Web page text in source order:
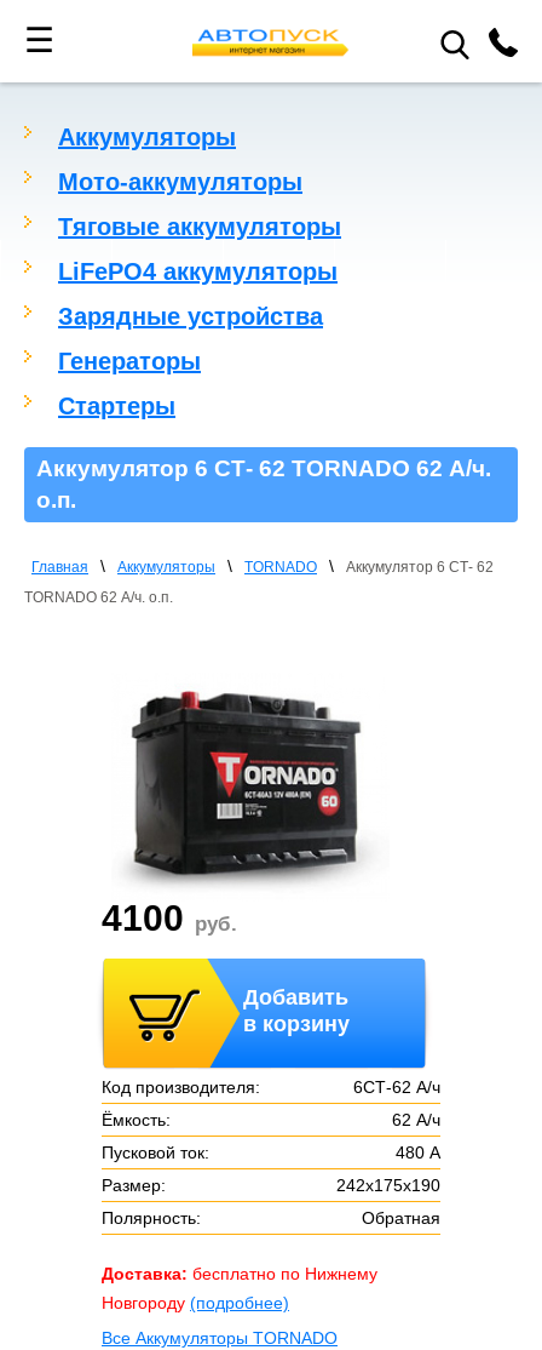
☰
Аккумуляторы
Мото-аккумуляторы
Тяговые аккумуляторы
LiFePO4 аккумуляторы
Зарядные устройства
Генераторы
Стартеры
Аккумулятор 6 СТ- 62 TORNADO 62 А/ч.
о.п.
Главная \ Аккумуляторы \ TORNADO \
Аккумулятор 6 СТ- 62
TORNADO 62 А/ч. о.п.
4100 руб.
Добавить
в корзину
Код производителя:
6СТ-62 А/ч
Ёмкость:
62 А/ч
Пусковой ток:
480 А
Размер:
242x175x190
Полярность:
Обратная
Доставка: бесплатно по Нижнему
Новгороду (подробнее)
Все Аккумуляторы TORNADO